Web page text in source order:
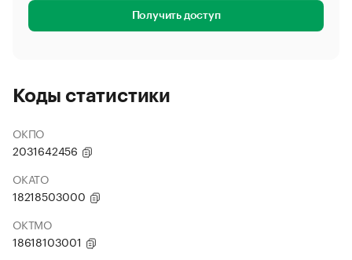
Получить доступ
Коды статистики
ОКПО
2031642456
ОКАТО
18218503000
ОКТМО
18618103001